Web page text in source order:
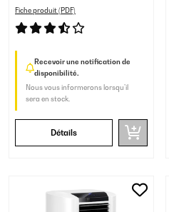
Fiche produit (PDF)
Recevoir une notification de
disponibilité.
Nous vous informerons lorsqu’il
sera en stock.
Détails